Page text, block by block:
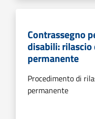
Contrassegno
disabili:
permanente
Procedimento di
permanente